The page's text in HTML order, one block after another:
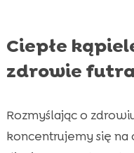
Ciepłe
zdrowie futra
Rozmyślając o
koncentrujemy się